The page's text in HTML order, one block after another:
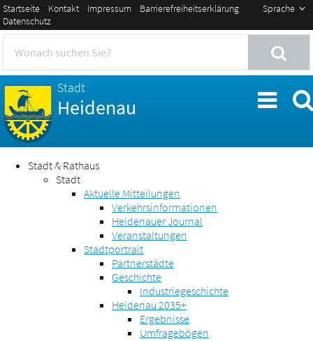
Sprache
Startseite Kontakt Impressum
Barrierefreiheitserklärung
Datenschutz
Stadt
Heidenau
Stadt & Rathaus
Stadt
Aktuelle Mitteilungen
Verkehrsinformationen
Heidenauer Journal
Veranstaltungen
Stadtportrait
Partnerstädte
Geschichte
Industriegeschichte
Heidenau 2035+
Ergebnisse
Umfragebögen